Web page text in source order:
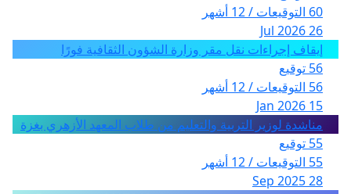
60 التوقيعات / 12 أشهر
26 Jul 2026
إيقاف إجراءات نقل مقر وزارة الشؤون الثقافية فورًا
56 توقيع
56 التوقيعات / 12 أشهر
15 Jan 2026
مناشدة لوزير التربية والتعليم من طلاب المعهد الأزهري بغزة
55 توقيع
55 التوقيعات / 12 أشهر
28 Sep 2025